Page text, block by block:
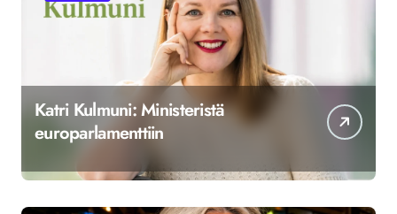
Katri Kulmuni: Ministeristä
europarlamenttiin